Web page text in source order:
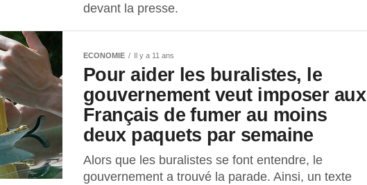
devant la presse.
ECONOMIE Il y a 11 ans
Pour aider les buralistes, le
gouvernement veut imposer aux
Français de fumer au moins
deux paquets par semaine
Alors que les buralistes se font entendre, le
gouvernement a trouvé la parade. Ainsi, un texte